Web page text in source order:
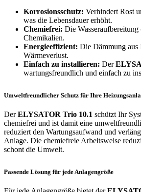
Korrosionsschutz: Verhindert Rost
was die Lebensdauer erhöht.
Chemiefrei: Die
Chemikalien.
Energieeffizient: Die Dämmung aus
Wärmeverlust.
Einfach zu installieren: Der
wartungsfreundlich und einfach zu
Umweltfreundlicher Schutz für Ihre
DerELYSATOR Trio 10.1 schützt Ihr
chemiefrei und ist damit eine
reduziert den Wartungsaufwand und
Anlage. Die chemiefreie Arbeitsweise
schont die Umwelt.
Passende Lösung für jede Anlagengröße